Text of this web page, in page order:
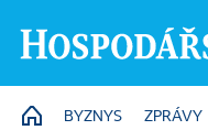
HOME
BYZNYS ZPRÁVY